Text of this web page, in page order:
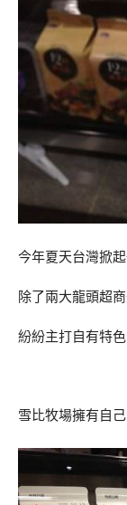
今年夏天台灣掀
除了兩大龍頭超
紛紛主打自有特
雪比牧場擁有自